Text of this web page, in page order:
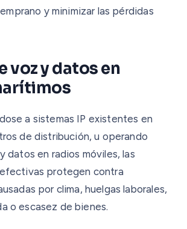
y minimizar las pérdidas
voz y datos en
a sistemas IP existentes en
de distribución, u operando
datos en radios móviles, las
protegen contra
por clima, huelgas laborales,
o escasez de bienes.